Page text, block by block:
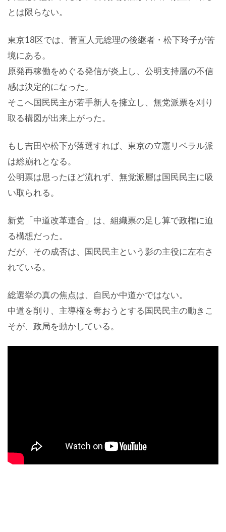
とは限らない。
東京18区では、菅直人元総理の後継者・松下玲子が苦
境にある。
原発再稼働をめぐる発信が炎上し、公明支持層の不信
感は決定的になった。
そこへ国民民主が若手新人を擁立し、無党派票を刈り
取る構図が出来上がった。
もし吉田や松下が落選すれば、東京の立憲リベラル派
は総崩れとなる。
公明票は思ったほど流れず、無党派層は国民民主に吸
い取られる。
新党「中道改革連合」は、組織票の足し算で政権に迫
る構想だった。
だが、その成否は、国民民主という影の主役に左右さ
れている。
総選挙の真の焦点は、自民か中道かではない。
中道を削り、主導権を奪おうとする国民民主の動きこ
そが、政局を動かしている。